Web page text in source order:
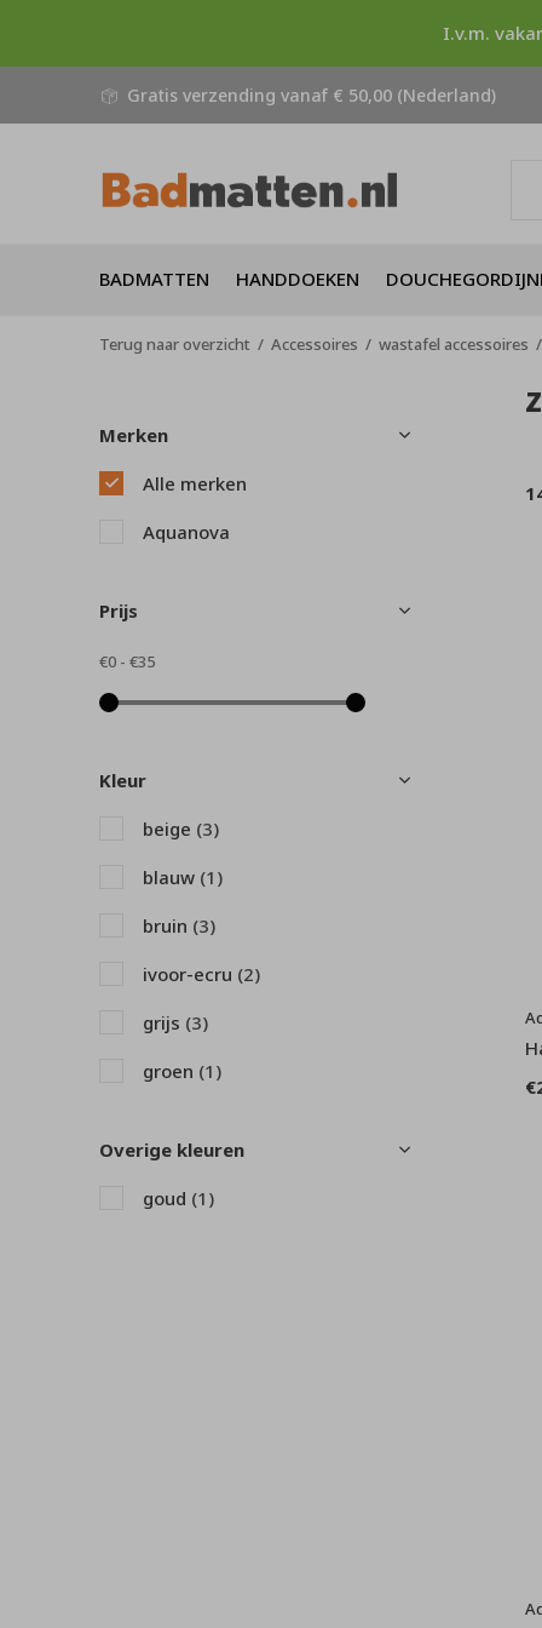
BADMATTEN HANDDOEKEN
Gratis verzending vanaf € 50,00 (Nederland)
I.v.m.
Terug naar overzicht Accessoires wastafel accessoires
Merken
Alle merken
Aquanova
Prijs
€0 - €35
Kleur
beige (3)
blauw (1)
bruin (3)
ivoor-ecru (2)
grijs (3)
groen (1)
wit
zwart
Overige kleuren
goud (1)